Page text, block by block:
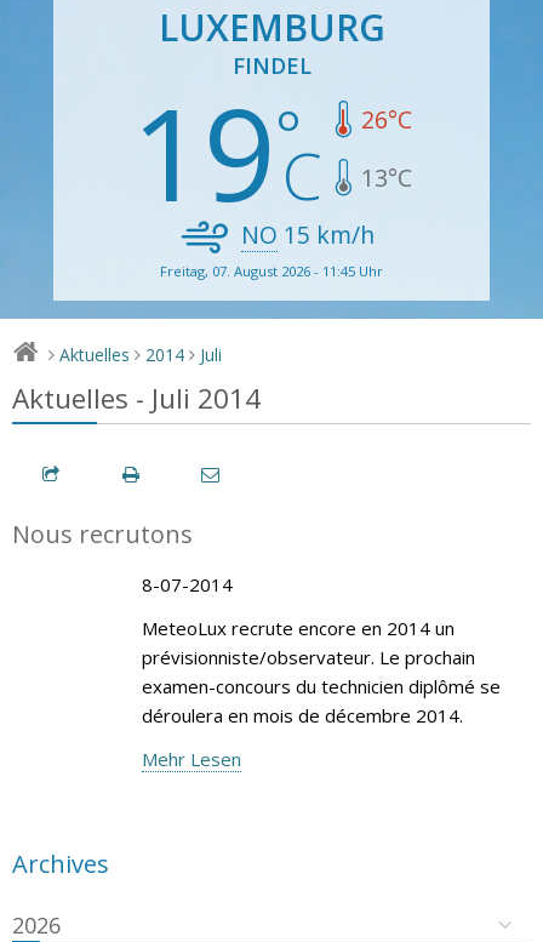
LUXEMBURG
FINDEL
19 26°C
13°C
NO 15 km/h
Freitag, 07. August 2026 - 11:45 Uhr
> Aktuelles > 2014 > Juli
Aktuelles - Juli 2014
Nous recrutons
8-07-2014
MeteoLux recrute encore en 2014 un
prévisionniste/observateur. Le prochain
examen-concours du technicien diplômé se
déroulera en mois de décembre 2014.
Mehr Lesen
Archives
2026